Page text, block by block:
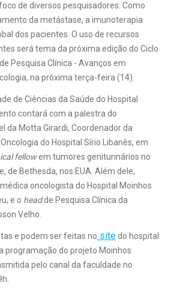
de diversos pesquisadores. Como
da metástase, a imunoterapia
dos pacientes. O uso de recursos
será tema da próxima edição do Ciclo
Pesquisa Clínica - Avanços em
na próxima terça-feira (14).
de Ciências da Saúde do Hospital
contará com a palestra do
da Motta Girardi, Coordenador da
do Hospital Sírio Libanês, em
fellowem tumores geniturinários no
de Bethesda, nos EUA. Além dele,
oncologista do Hospital Moinhos
e o headde Pesquisa Clínica da
Velho.
e podem ser feitas no sitedo hospital.
programação do projeto Moinhos
pelo canal da faculdade no